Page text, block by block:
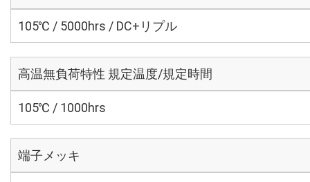
105℃ / 5000hrs / DC+リプル
高温無負荷特性 規定温度/規定時間
105℃ / 1000hrs
端子メッキ